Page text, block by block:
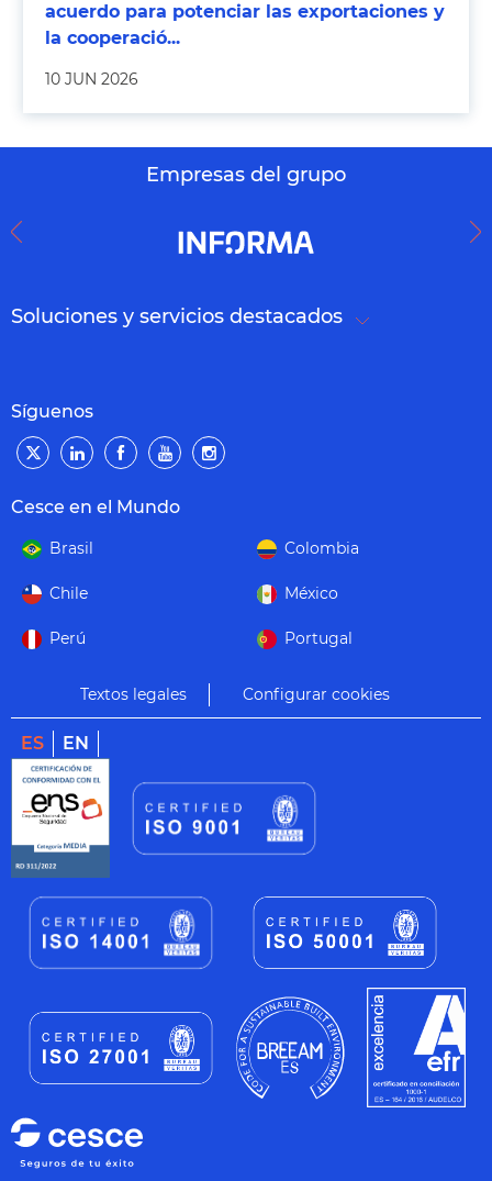
acuerdo para potenciar las exportaciones y
la cooperació...
10 JUN 2026
Empresas del grupo
Soluciones y servicios destacados
Síguenos
Cesce en el Mundo
Brasil Colombia
Chile México
Perú Portugal
Textos legales Configurar cookies
ES EN